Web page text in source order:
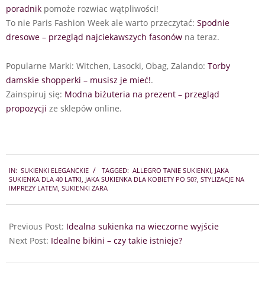
poradnik pomoże rozwiac wątpliwości!
To nie Paris Fashion Week ale warto przeczytać: Spodnie
dresowe – przegląd najciekawszych fasonów na teraz.
Popularne Marki: Witchen, Lasocki, Obag, Zalando: Torby
damskie shopperki – musisz je mieć!.
Zainspiruj się: Modna biżuteria na prezent – przegląd
propozycji ze sklepów online.
08-
12
IN: SUKIENKI ELEGANCKIE TAGGED: ALLEGRO TANIE SUKIENKI, JAKA
SUKIENKA DLA 40 LATKI, JAKA SUKIENKA DLA KOBIETY PO 50?, STYLIZACJE NA
IMPREZY LATEM, SUKIENKI ZARA
Previous Post: Idealna sukienka na wieczorne wyjście
Next Post: Idealne bikini – czy takie istnieje?